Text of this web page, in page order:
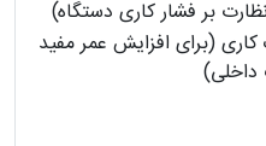
بر فشار کاری دستگاه)
(برای افزایش عمر مفید